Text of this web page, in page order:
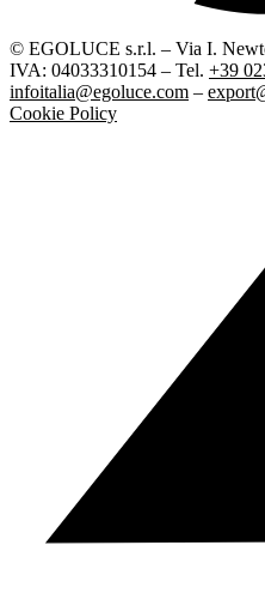
© EGOLUCE s.r.l. – Via I.
IVA: 04033310154 – Tel. +39
infoitalia@egoluce.com –
Cookie Policy